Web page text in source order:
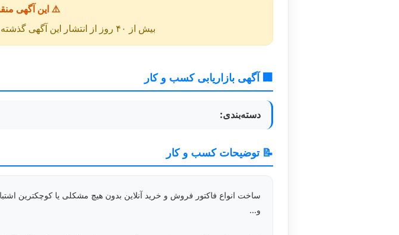
⚠️ این آگهی
بیش از ۴۰ روز از انتشار این آگهی گذشته و ممکن است اطلاعات آن به‌روز نباشد.
🏢 آگهی بازاریابی کسب و کار
دسته‌بندی:
📝 توضیحات کسب و کار
ساخت انواع فاکتور فروش و خرید آنلاین بدون هیچ مشکلی یا کوچکترین
و...